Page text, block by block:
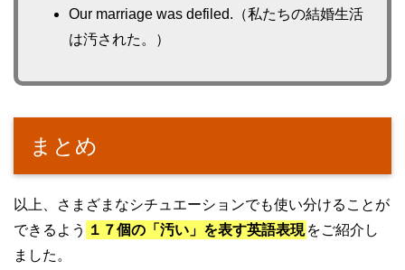
Our marriage was defiled.（私たちの結婚生活
は汚された。）
まとめ
以上、さまざまなシチュエーションでも使い分けることが
できるよう １７個の「汚い」を表す英語表現 をご紹介し
ました。